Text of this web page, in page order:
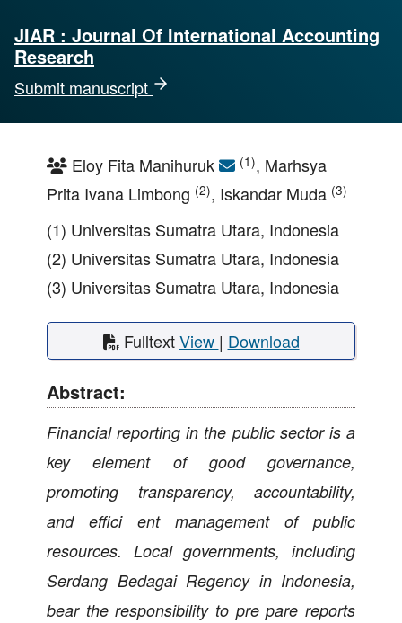
JIAR : Journal Of International Accounting
Research
Submit manuscript
Eloy Fita Manihuruk (1), Marhsya
Prita Ivana Limbong (2), Iskandar Muda (3)
(1) Universitas Sumatra Utara, Indonesia
(2) Universitas Sumatra Utara, Indonesia
(3) Universitas Sumatra Utara, Indonesia
FulltextView | Download
Abstract:
Financial reporting in the public sector is a
key element of good governance,
promoting transparency, accountability,
and effici ent management of public
resources. Local governments, including
Serdang Bedagai Regency in Indonesia,
bear the responsibility to pre pare reports